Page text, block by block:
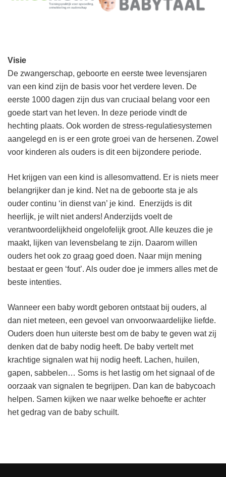
Visie
De zwangerschap, geboorte en eerste twee levensjaren
van een kind zijn de basis voor het verdere leven. De
eerste 1000 dagen zijn dus van cruciaal belang voor een
goede start van het leven. In deze periode vindt de
hechting plaats. Ook worden de stress-regulatiesystemen
aangelegd en is er een grote groei van de hersenen. Zowel
voor kinderen als ouders is dit een bijzondere periode.
Het krijgen van een kind is allesomvattend. Er is niets meer
belangrijker dan je kind. Net na de geboorte sta je als
ouder continu ‘in dienst van’ je kind. Enerzijds is dit
heerlijk, je wilt niet anders! Anderzijds voelt de
verantwoordelijkheid ongelofelijk groot. Alle keuzes die je
maakt, lijken van levensbelang te zijn. Daarom willen
ouders het ook zo graag goed doen. Naar mijn mening
bestaat er geen ‘fout’. Als ouder doe je immers alles met de
beste intenties.
Wanneer een baby wordt geboren ontstaat bij ouders, al
dan niet meteen, een gevoel van onvoorwaardelijke liefde.
Ouders doen hun uiterste best om de baby te geven wat zij
denken dat de baby nodig heeft. De baby vertelt met
krachtige signalen wat hij nodig heeft. Lachen, huilen,
gapen, sabbelen… Soms is het lastig om het signaal of de
oorzaak van signalen te begrijpen. Dan kan de babycoach
helpen. Samen kijken we naar welke behoefte er achter
het gedrag van de baby schuilt.